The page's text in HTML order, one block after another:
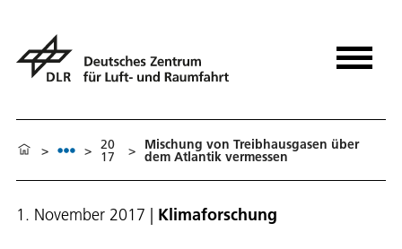
> > 20
17 > Mischung von Treibhausgasen über
dem Atlantik vermessen
1. November 2017 | Klimaforschung